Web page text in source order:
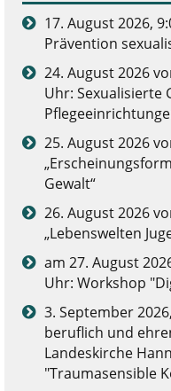
17. August 2026,
Prävention
24. August 2026
Uhr: Sexualisierte
25. August 2026
Gewalt“
26. August 2026
„Lebenswelten
am 27. August
Uhr: Workshop
3. September
beruflich und
Landeskirche
"Traumasensible